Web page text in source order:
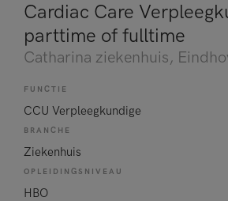
Cardiac Care
parttime of fulltime
Catharina ziekenhuis,
FUNCTIE
CCU Verpleegkundige
BRANCHE
Ziekenhuis
OPLEIDINGSNIVEAU
HBO